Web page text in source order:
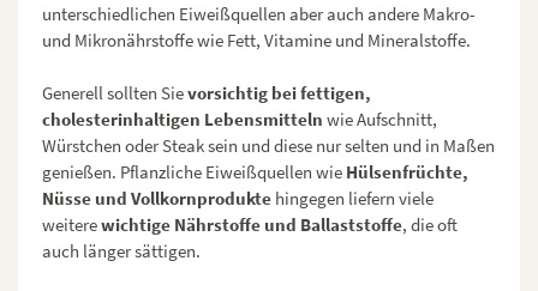
unterschiedlichen Eiweißquellen aber auch andere Makro-
und Mikronährstoffe wie Fett, Vitamine und Mineralstoffe.
Generell sollten Sievorsichtig bei fettigen,
cholesterinhaltigen Lebensmitteln wie Aufschnitt,
Würstchen oder Steak sein und diese nur selten und in Maßen
genießen. Pflanzliche Eiweißquellen wie Hülsenfrüchte,
Nüsse und Vollkornprodukte hingegen liefern viele
weiterewichtige Nährstoffe und Ballaststoffe, die oft
auch länger sättigen.